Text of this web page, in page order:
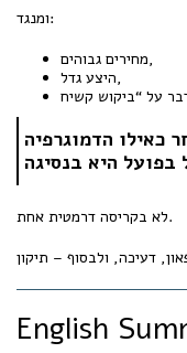
ומנגד:
מחירים גבוהים,
היצע גדל,
כאילו הדמוגרפיה
לא בקריסה דרמטית אחת.
English